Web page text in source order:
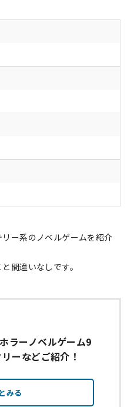
ー系のノベルゲームを紹介
間違いなしです。
ラーノベルゲーム9
ーなどご紹介！
みる